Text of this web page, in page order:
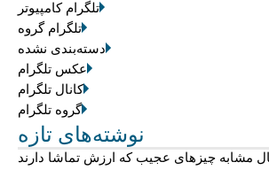
تلگرام کامپیوتر
تلگرام گروه
دسته‌بندی نشده
عکس تلگرام
کانال تلگرام
گروه تلگرام
نوشته‌های تازه